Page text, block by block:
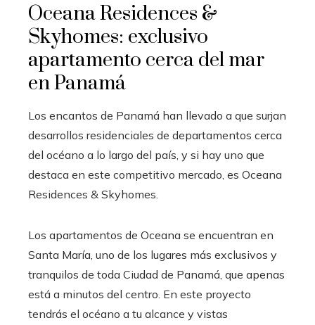
Oceana Residences &
Skyhomes: exclusivo
apartamento cerca del mar
en Panamá
Los encantos de Panamá han llevado a que surjan
desarrollos residenciales de departamentos cerca
del océano a lo largo del país, y si hay uno que
destaca en este competitivo mercado, es Oceana
Residences & Skyhomes.
Los apartamentos de Oceana se encuentran en
Santa María, uno de los lugares más exclusivos y
tranquilos de toda Ciudad de Panamá, que apenas
está a minutos del centro. En este proyecto
tendrás el océano a tu alcance y vistas